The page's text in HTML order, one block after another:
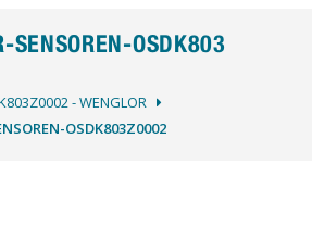
SENSOREN-OSDK803
- WENGLOR
OSDK803Z0002